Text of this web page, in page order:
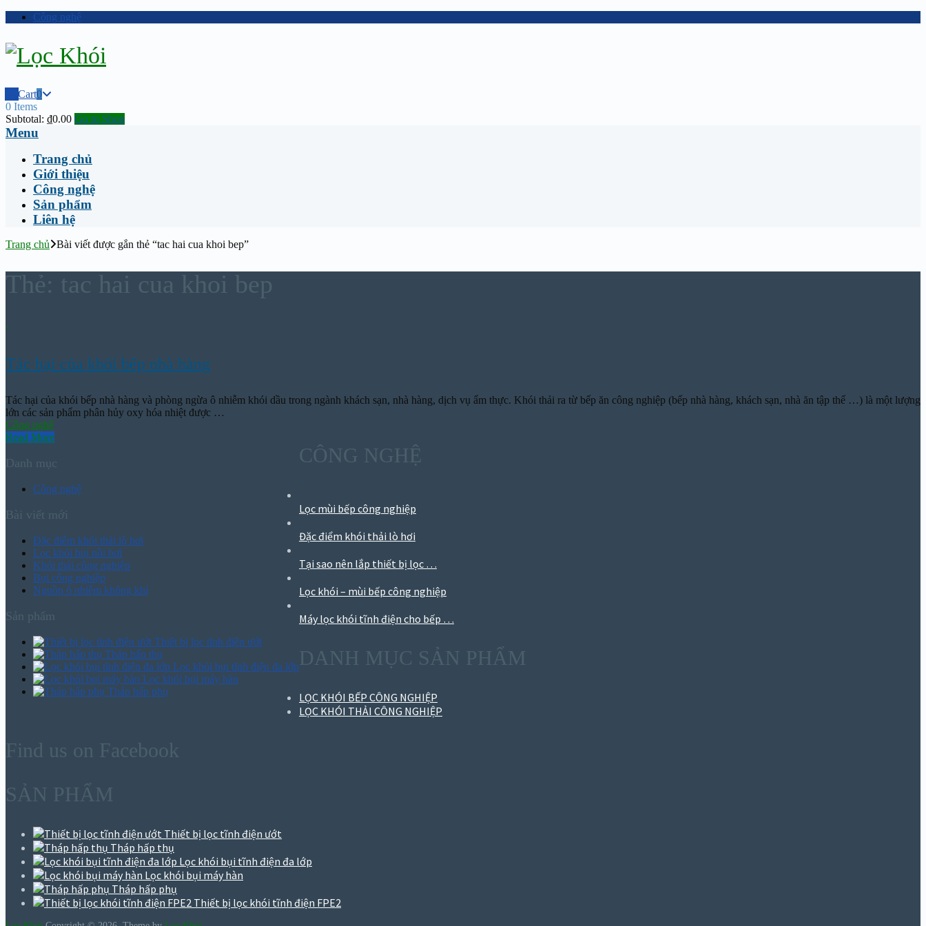
Công nghệ
Cart0
0 Items
Subtotal: ₫0.00 Go to Shop
Menu
Trang chủ
Giới thiệu
Công nghệ
Sản phẩm
Liên hệ
Trang chủ Bài viết được gắn thẻ “tac hai cua khoi bep”
Thẻ: tac hai cua khoi bep
Tác hại của khói bếp nhà hàng
Tác hại của khói bếp nhà hàng và phòng ngừa ô nhiễm khói dầu trong ngành khách sạn, nhà hàng, dịch vụ ẩm thực. Khói thải ra từ bếp ăn công nghiệp (bếp nhà hàng, khách sạn, nhà ăn tập thể …) là một lượng
lớn các sản phẩm phân hủy oxy hóa nhiệt được …
Công nghệ
Read More
Danh mục
Công nghệ
Bài viết mới
Đặc điểm khói thải lò hơi
Lọc khói bụi nồi hơi
Khói thải công nghiệp
Bụi công nghiệp
Nguồn ô nhiễm không khí
Sản phẩm
Thiết bị lọc tĩnh điện ướt
Tháp hấp thụ
Lọc khói bụi tĩnh điện đa lớp
Lọc khói bụi máy hàn
Tháp hấp phụ
CÔNG NGHỆ
Lọc mùi bếp công nghiệp
Đặc điểm khói thải lò hơi
Tại sao nên lắp thiết bị lọc …
Lọc khói – mùi bếp công nghiệp
Máy lọc khói tĩnh điện cho bếp …
DANH MỤC SẢN PHẨM
LỌC KHÓI BẾP CÔNG NGHIỆP
LỌC KHÓI THẢI CÔNG NGHIỆP
Find us on Facebook
SẢN PHẨM
Thiết bị lọc tĩnh điện ướt
Tháp hấp thụ
Lọc khói bụi tĩnh điện đa lớp
Lọc khói bụi máy hàn
Tháp hấp phụ
Thiết bị lọc khói tĩnh điện FPE2